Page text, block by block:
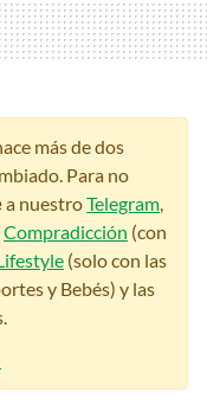
más de dos
Para no
a nuestroTelegram,
Compradicción (con
(solo con las
y Bebés) y las